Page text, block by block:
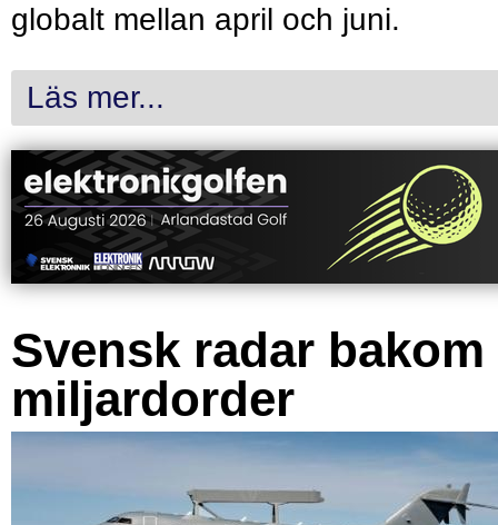
globalt mellan april och juni.
Läs mer...
Svensk radar bakom
miljardorder